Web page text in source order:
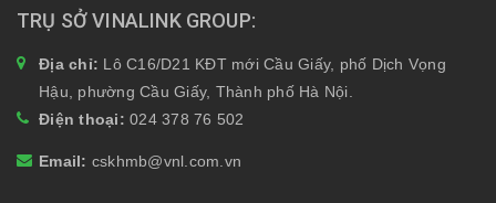
TRỤ SỞ VINALINK GROUP
Địa chỉ: Lô C16/D21 KĐT mới Cầu Giấy, phố Dịch Vọng
Hậu, phường Cầu Giấy, Thành phố Hà Nội.
Điện thoại: 024 378 76 502
Email: cskhmb@vnl.com.vn